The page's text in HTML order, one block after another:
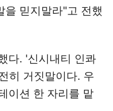
을 믿지말라"고 전했
다. '신시내티 인콰
히 거짓말이다. 우
이션 한 자리를 맡